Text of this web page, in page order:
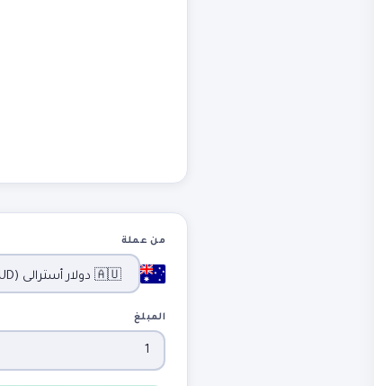
من عملة
المبلغ